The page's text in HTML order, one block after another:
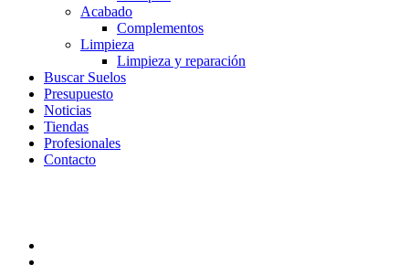
Acabado
Complementos
Limpieza
Limpieza y reparación
Buscar Suelos
Presupuesto
Noticias
Tiendas
Profesionales
Contacto